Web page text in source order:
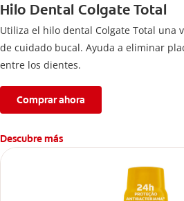
Hilo Dental Colgate Total
Utiliza el hilo dental Colgate Total una
de cuidado bucal. Ayuda a eliminar
entre los dientes.
Comprar ahora
Descubre más